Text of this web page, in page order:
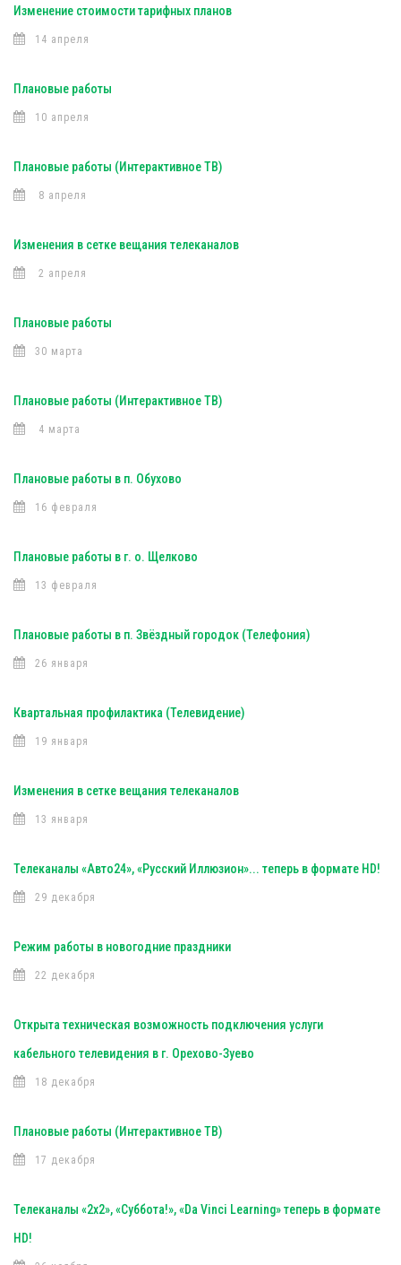
Изменение стоимости тарифных планов
14 апреля
Плановые работы
10 апреля
Плановые работы (Интерактивное ТВ)
8 апреля
Изменения в сетке вещания телеканалов
2 апреля
Плановые работы
30 марта
Плановые работы (Интерактивное ТВ)
4 марта
Плановые работы в п. Обухово
16 февраля
Плановые работы в г. о. Щелково
13 февраля
Плановые работы в п. Звёздный городок (Телефония)
26 января
Квартальная профилактика (Телевидение)
19 января
Изменения в сетке вещания телеканалов
13 января
Телеканалы «Авто24», «Русский Иллюзион»... теперь в формате HD!
29 декабря
Режим работы в новогодние праздники
22 декабря
Открыта техническая возможность подключения услуги
кабельного телевидения в г. Орехово-Зуево
18 декабря
Плановые работы (Интерактивное ТВ)
17 декабря
Телеканалы «2х2», «Суббота!», «Da Vinci Learning» теперь в формате
HD!